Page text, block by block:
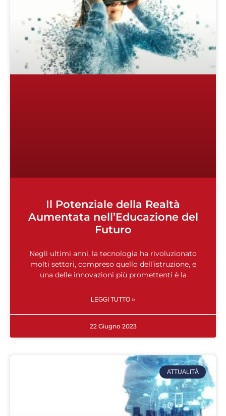
Il Potenziale della Realtà
Aumentata nell’Educazione del
Futuro
Negli ultimi anni, la tecnologia ha rivoluzionato
molti settori, compreso quello dell’istruzione, e
una delle innovazioni più promettenti è la
LEGGI TUTTO »
22 Giugno 2023
ATTUALITÀ